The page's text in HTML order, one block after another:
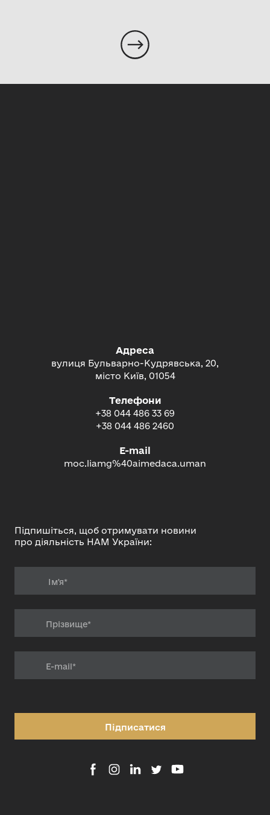
Адреса
вулиця Бульварно-Кудрявська, 20,
місто Київ, 01054
Телефони
+38 044 486 33 69
+38 044 486 2460
E-mail
moc.liamg%40aimedaca.uman
Підпишіться, щоб отримувати новини
про діяльність НАМ України:
Підписатися